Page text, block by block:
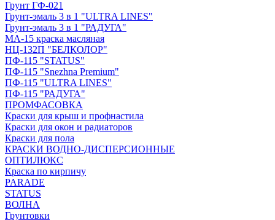
Грунт ГФ-021
Грунт-эмаль 3 в 1 "ULTRA LINES"
Грунт-эмаль 3 в 1 "РАДУГА"
МА-15 краска масляная
НЦ-132П "БЕЛКОЛОР"
ПФ-115 "STATUS"
ПФ-115 "Snezhna Premium"
ПФ-115 "ULTRA LINES"
ПФ-115 "РАДУГА"
ПРОМФАСОВКА
Краски для крыш и профнастила
Краски для окон и радиаторов
Краски для пола
КРАСКИ ВОДНО-ДИСПЕРСИОННЫЕ
ОПТИЛЮКС
Краска по кирпичу
PARADE
STATUS
ВОЛНА
Грунтовки